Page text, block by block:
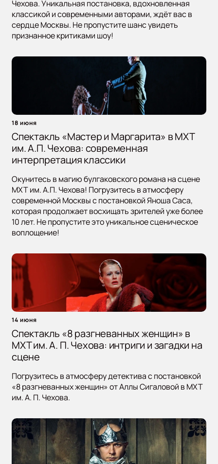
Чехова. Уникальная постановка, вдохновленная
классикой и современными авторами, ждёт вас в
сердце Москвы. Не пропустите шанс увидеть
признанное критиками шоу!
18 июня
Спектакль «Мастер и Маргарита» в МХТ
им. А.П. Чехова: современная
интерпретация классики
Окунитесь в магию булгаковского романа на сцене
МХТ им. А.П. Чехова! Погрузитесь в атмосферу
современной Москвы с постановкой Яноша Саса,
которая продолжает восхищать зрителей уже более
10 лет. Не пропустите это уникальное сценическое
воплощение!
14 июня
Спектакль «8 разгневанных женщин» в
МХТ им. А. П. Чехова: интриги и загадки на
сцене
Погрузитесь в атмосферу детектива с постановкой
«8 разгневанных женщин» от Аллы Сигаловой в МХТ
им. А. П. Чехова.